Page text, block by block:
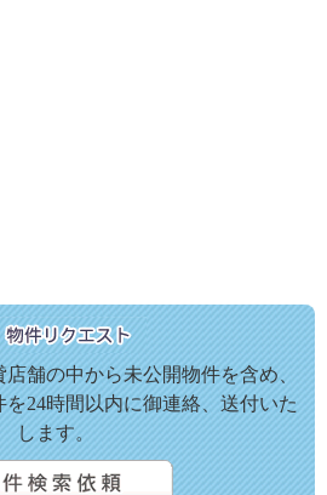
舗の中から未公開物件を含め、
24時間以内に御連絡、送付いた
します。